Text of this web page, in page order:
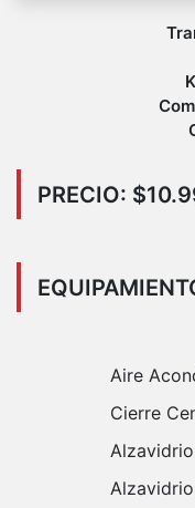
PRECIO:
Aire
Cierre